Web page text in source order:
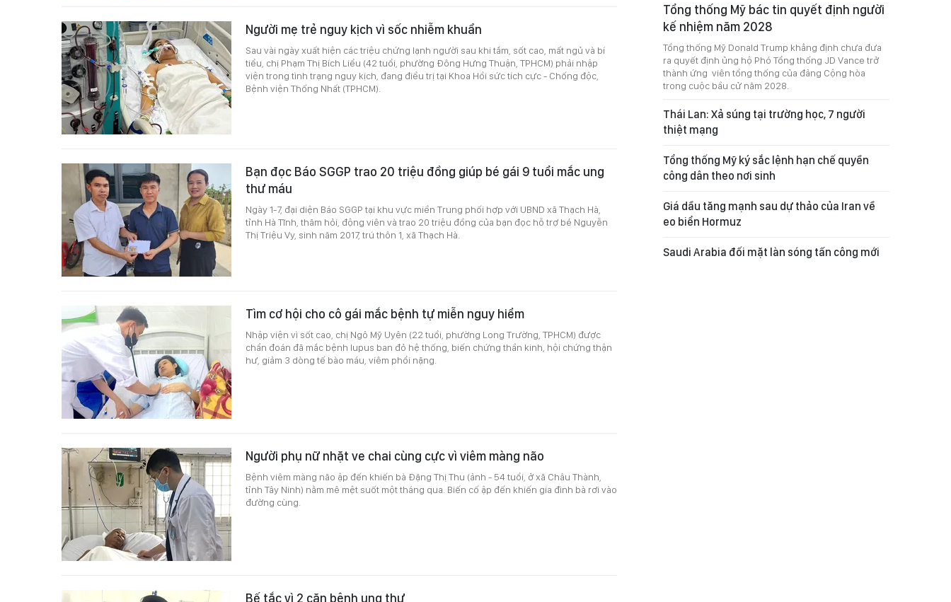
Người mẹ trẻ nguy kịch vì sốc nhiễm khuẩn
Sau vài ngày xuất hiện các triệu chứng lạnh người sau khi tắm, sốt cao, mất ngủ và bí
tiểu, chị Phạm Thị Bích Liểu (42 tuổi, phường Đông Hưng Thuận, TPHCM) phải nhập
viện trong tình trạng nguy kịch, đang điều trị tại Khoa Hồi sức tích cực - Chống độc,
Bệnh viện Thống Nhất (TPHCM).
Bạn đọc Báo SGGP trao 20 triệu đồng giúp bé gái 9 tuổi mắc ung
thư máu
Ngày 1-7, đại diện Báo SGGP tại khu vực miền Trung phối hợp với UBND xã Thạch Hà,
tỉnh Hà Tĩnh, thăm hỏi, động viên và trao 20 triệu đồng của bạn đọc hỗ trợ bé Nguyễn
Thị Triệu Vy, sinh năm 2017, trú thôn 1, xã Thạch Hà.
Tìm cơ hội cho cô gái mắc bệnh tự miễn nguy hiểm
Nhập viện vì sốt cao, chị Ngô Mỹ Uyên (22 tuổi, phường Long Trường, TPHCM) được
chẩn đoán đã mắc bệnh lupus ban đỏ hệ thống, biến chứng thần kinh, hội chứng thận
hư, giảm 3 dòng tế bào máu, viêm phổi nặng.
Người phụ nữ nhặt ve chai cùng cực vì viêm màng não
Bệnh viêm màng não ập đến khiến bà Đặng Thị Thu (ảnh - 54 tuổi, ở xã Châu Thành,
tỉnh Tây Ninh) nằm mê mệt suốt một tháng qua. Biến cố ập đến khiến gia đình bà rơi vào
đường cùng.
Bế tắc vì 2 căn bệnh ung thư
Tổng thống Mỹ bác tin quyết định người
kế nhiệm năm 2028
Tổng thống Mỹ Donald Trump khẳng định chưa đưa
ra quyết định ủng hộ Phó Tổng thống JD Vance trở
thành ứng viên tổng thống của đảng Cộng hòa
trong cuộc bầu cử năm 2028.
Thái Lan: Xả súng tại trường học, 7 người
thiệt mạng
Tổng thống Mỹ ký sắc lệnh hạn chế quyền
công dân theo nơi sinh
Giá dầu tăng mạnh sau dự thảo của Iran về
eo biển Hormuz
Saudi Arabia đối mặt làn sóng tấn công mới